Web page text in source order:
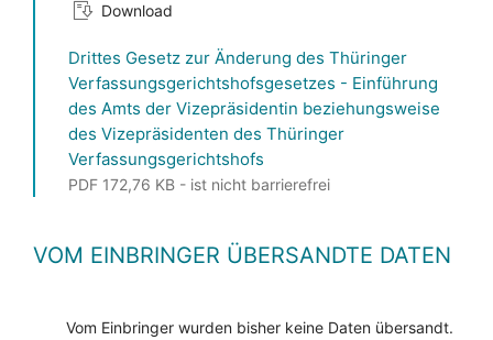
Download
Drittes Gesetz zur Änderung des Thüringer
Verfassungsgerichtshofsgesetzes - Einführung
des Amts der Vizepräsidentin beziehungsweise
des Vizepräsidenten des Thüringer
Verfassungsgerichtshofs
PDF 172,76 KB - ist nicht barrierefrei
VOM EINBRINGER ÜBERSANDTE DATEN
Vom Einbringer wurden bisher keine Daten übersandt.